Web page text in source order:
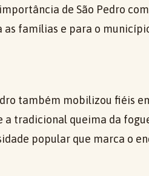
de São Pedro
as famílias e para o
também mobilizou fiéis
a tradicional queima da
popular que marca o